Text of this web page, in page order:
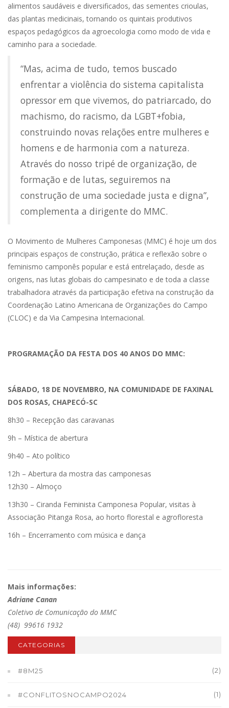
alimentos saudáveis e diversificados, das sementes crioulas,
das plantas medicinais, tornando os quintais produtivos
espaços pedagógicos da agroecologia como modo de vida e
caminho para a sociedade.
“Mas, acima de tudo, temos buscado
enfrentar a violência do sistema capitalista
opressor em que vivemos, do patriarcado, do
machismo, do racismo, da LGBT+fobia,
construindo novas relações entre mulheres e
homens e de harmonia com a natureza.
Através do nosso tripé de organização, de
formação e de lutas, seguiremos na
construção de uma sociedade justa e digna”,
complementa a dirigente do MMC.
O Movimento de Mulheres Camponesas (MMC) é hoje um dos
principais espaços de construção, prática e reflexão sobre o
feminismo camponês popular e está entrelaçado, desde as
origens, nas lutas globais do campesinato e de toda a classe
trabalhadora através da participação efetiva na construção da
Coordenação Latino Americana de Organizações do Campo
(CLOC) e da Via Campesina Internacional.
PROGRAMAÇÃO DA FESTA DOS 40 ANOS DO MMC:
SÁBADO, 18 DE NOVEMBRO, NA COMUNIDADE DE FAXINAL
DOS ROSAS, CHAPECÓ-SC
8h30 – Recepção das caravanas
9h – Mística de abertura
9h40 – Ato político
12h – Abertura da mostra das camponesas
12h30 – Almoço
13h30 – Ciranda Feminista Camponesa Popular, visitas à
Associação Pitanga Rosa, ao horto florestal e agrofloresta
16h – Encerramento com música e dança
Mais informações:
Adriane Canan
Coletivo de Comunicação do MMC
(48) 99616 1932
CATEGORIAS
#8M25 (2)
#CONFLITOSNOCAMPO2024 (1)